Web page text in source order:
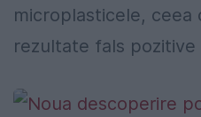
microplasticele, ceea
rezultate fals pozitive